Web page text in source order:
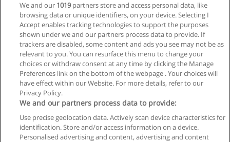
Regras de uso
We and our 1019partners store and access personal data, like
browsing data or unique identifiers, on your device. Selecting I
Accept enables tracking technologies to support the purposes
shown under we and our partners process data to provide. If
trackers are disabled, some content and ads you see may not be as
relevant to you. You can resurface this menu to change your
choices or withdraw consent at any time by clicking the Manage
Preferences link on the bottom of the webpage . Your choices will
have effect within our Website. For more details, refer to our
Privacy Policy.
We and our partners process data to provide:
Use precise geolocation data. Actively scan device characteristics for
identification. Store and/or access information on a device.
Personalised advertising and content, advertising and content